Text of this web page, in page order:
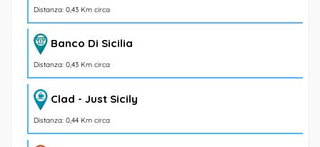
Distanza: 0,43 Km circa
Banco Di Sicilia
Distanza: 0,43 Km circa
Clad - Just Sicily
Distanza: 0,44 Km circa